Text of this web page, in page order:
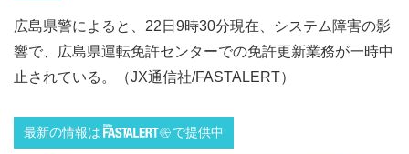
広島県警によると、22日9時30分現在、システム障害の影
響で、広島県運転免許センターでの免許更新業務が一時中
止されている。（JX通信社/FASTALERT）
最新の情報は で提供中